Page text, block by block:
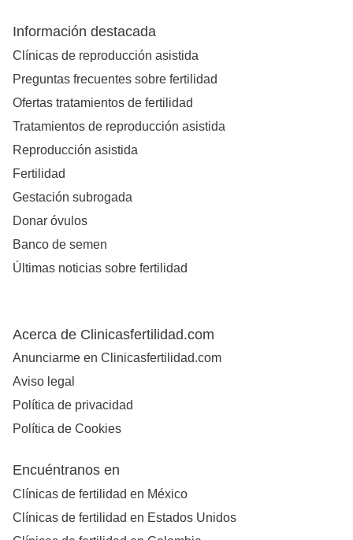
Información destacada
Clínicas de reproducción asistida
Preguntas frecuentes sobre fertilidad
Ofertas tratamientos de fertilidad
Tratamientos de reproducción asistida
Reproducción asistida
Fertilidad
Gestación subrogada
Donar óvulos
Banco de semen
Últimas noticias sobre fertilidad
Acerca de Clinicasfertilidad.com
Anunciarme en Clinicasfertilidad.com
Aviso legal
Política de privacidad
Política de Cookies
Encuéntranos en
Clínicas de fertilidad en México
Clínicas de fertilidad en Estados Unidos